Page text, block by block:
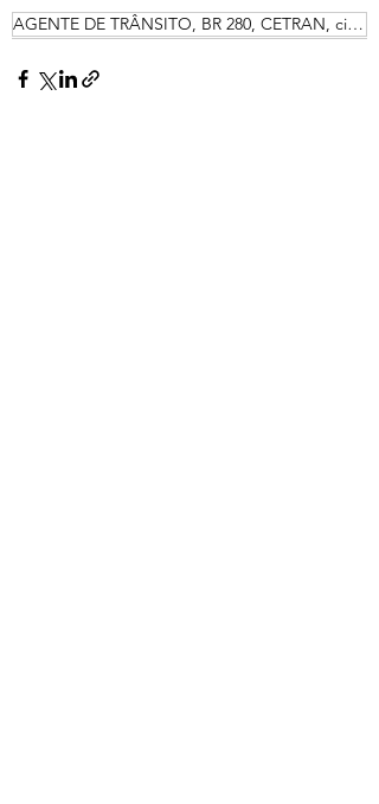
AGENTE DE TRÂNSITO, BR 280, CETRAN, ciretran, CIRE